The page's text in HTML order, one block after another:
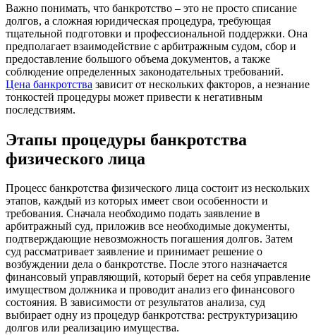
Важно понимать, что банкротство – это не просто списание
долгов, а сложная юридическая процедура, требующая
тщательной подготовки и профессиональной поддержки. Она
предполагает взаимодействие с арбитражным судом, сбор и
предоставление большого объема документов, а также
соблюдение определенных законодательных требований.
Цена банкротства зависит от нескольких факторов, а незнание
тонкостей процедуры может привести к негативным
последствиям.
Этапы процедуры банкротства
физического лица
Процесс банкротства физического лица состоит из нескольких
этапов, каждый из которых имеет свои особенности и
требования. Сначала необходимо подать заявление в
арбитражный суд, приложив все необходимые документы,
подтверждающие невозможность погашения долгов. Затем
суд рассматривает заявление и принимает решение о
возбуждении дела о банкротстве. После этого назначается
финансовый управляющий, который берет на себя управление
имуществом должника и проводит анализ его финансового
состояния. В зависимости от результатов анализа, суд
выбирает одну из процедур банкротства: реструктуризацию
долгов или реализацию имущества.